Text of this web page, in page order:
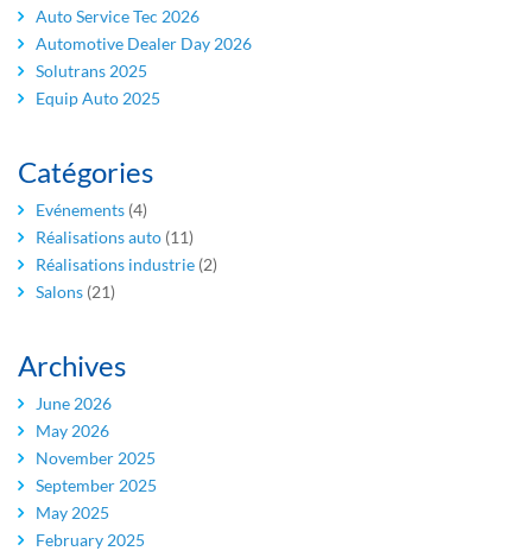
Auto Service Tec 2026
Automotive Dealer Day 2026
Solutrans 2025
Equip Auto 2025
Catégories
Evénements (4)
Réalisations auto (11)
Réalisations industrie (2)
Salons (21)
Archives
June 2026
May 2026
November 2025
September 2025
May 2025
February 2025